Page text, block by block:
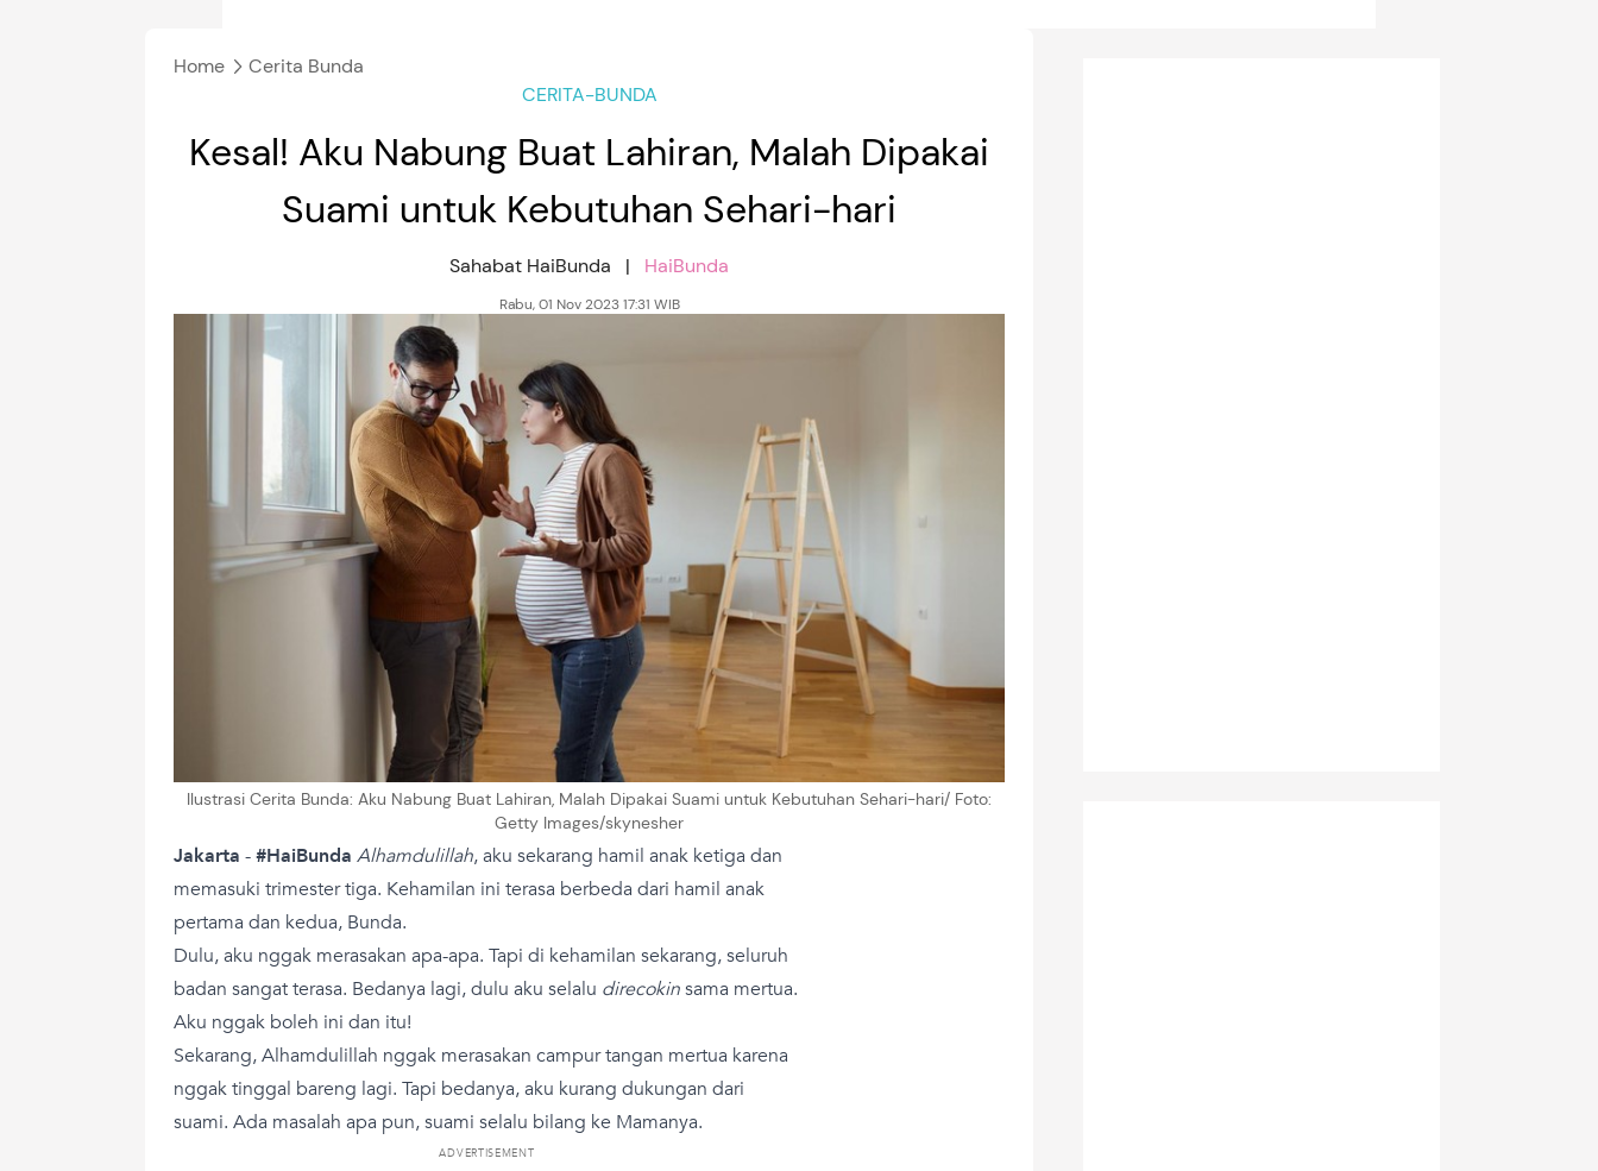
Home
Cerita Bunda
CERITA-BUNDA
Kesal! Aku Nabung Buat Lahiran, Malah Dipakai
Suami untuk Kebutuhan Sehari-hari
Sahabat HaiBunda | HaiBunda
Rabu, 01 Nov 2023 17:31 WIB
Ilustrasi Cerita Bunda: Aku Nabung Buat Lahiran, Malah Dipakai Suami untuk Kebutuhan Sehari-hari/ Foto:
Getty Images/skynesher
Jakarta -#HaiBunda Alhamdulillah, aku sekarang hamil anak ketiga dan
memasuki trimester tiga. Kehamilan ini terasa berbeda dari hamil anak
pertama dan kedua, Bunda.
Dulu, aku nggak merasakan apa-apa. Tapi di kehamilan sekarang, seluruh
badan sangat terasa. Bedanya lagi, dulu aku selalu direcokinsama mertua.
Aku nggak boleh ini dan itu!
Sekarang, Alhamdulillah nggak merasakan campur tangan mertua karena
nggak tinggal bareng lagi. Tapi bedanya, aku kurang dukungan dari
suami. Ada masalah apa pun, suami selalu bilang ke Mamanya.
ADVERTISEMENT